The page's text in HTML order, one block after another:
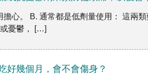
擔心。 B. 通常都是低劑量使用： 這兩
憂鬱， […]
好幾個月，會不會傷身？